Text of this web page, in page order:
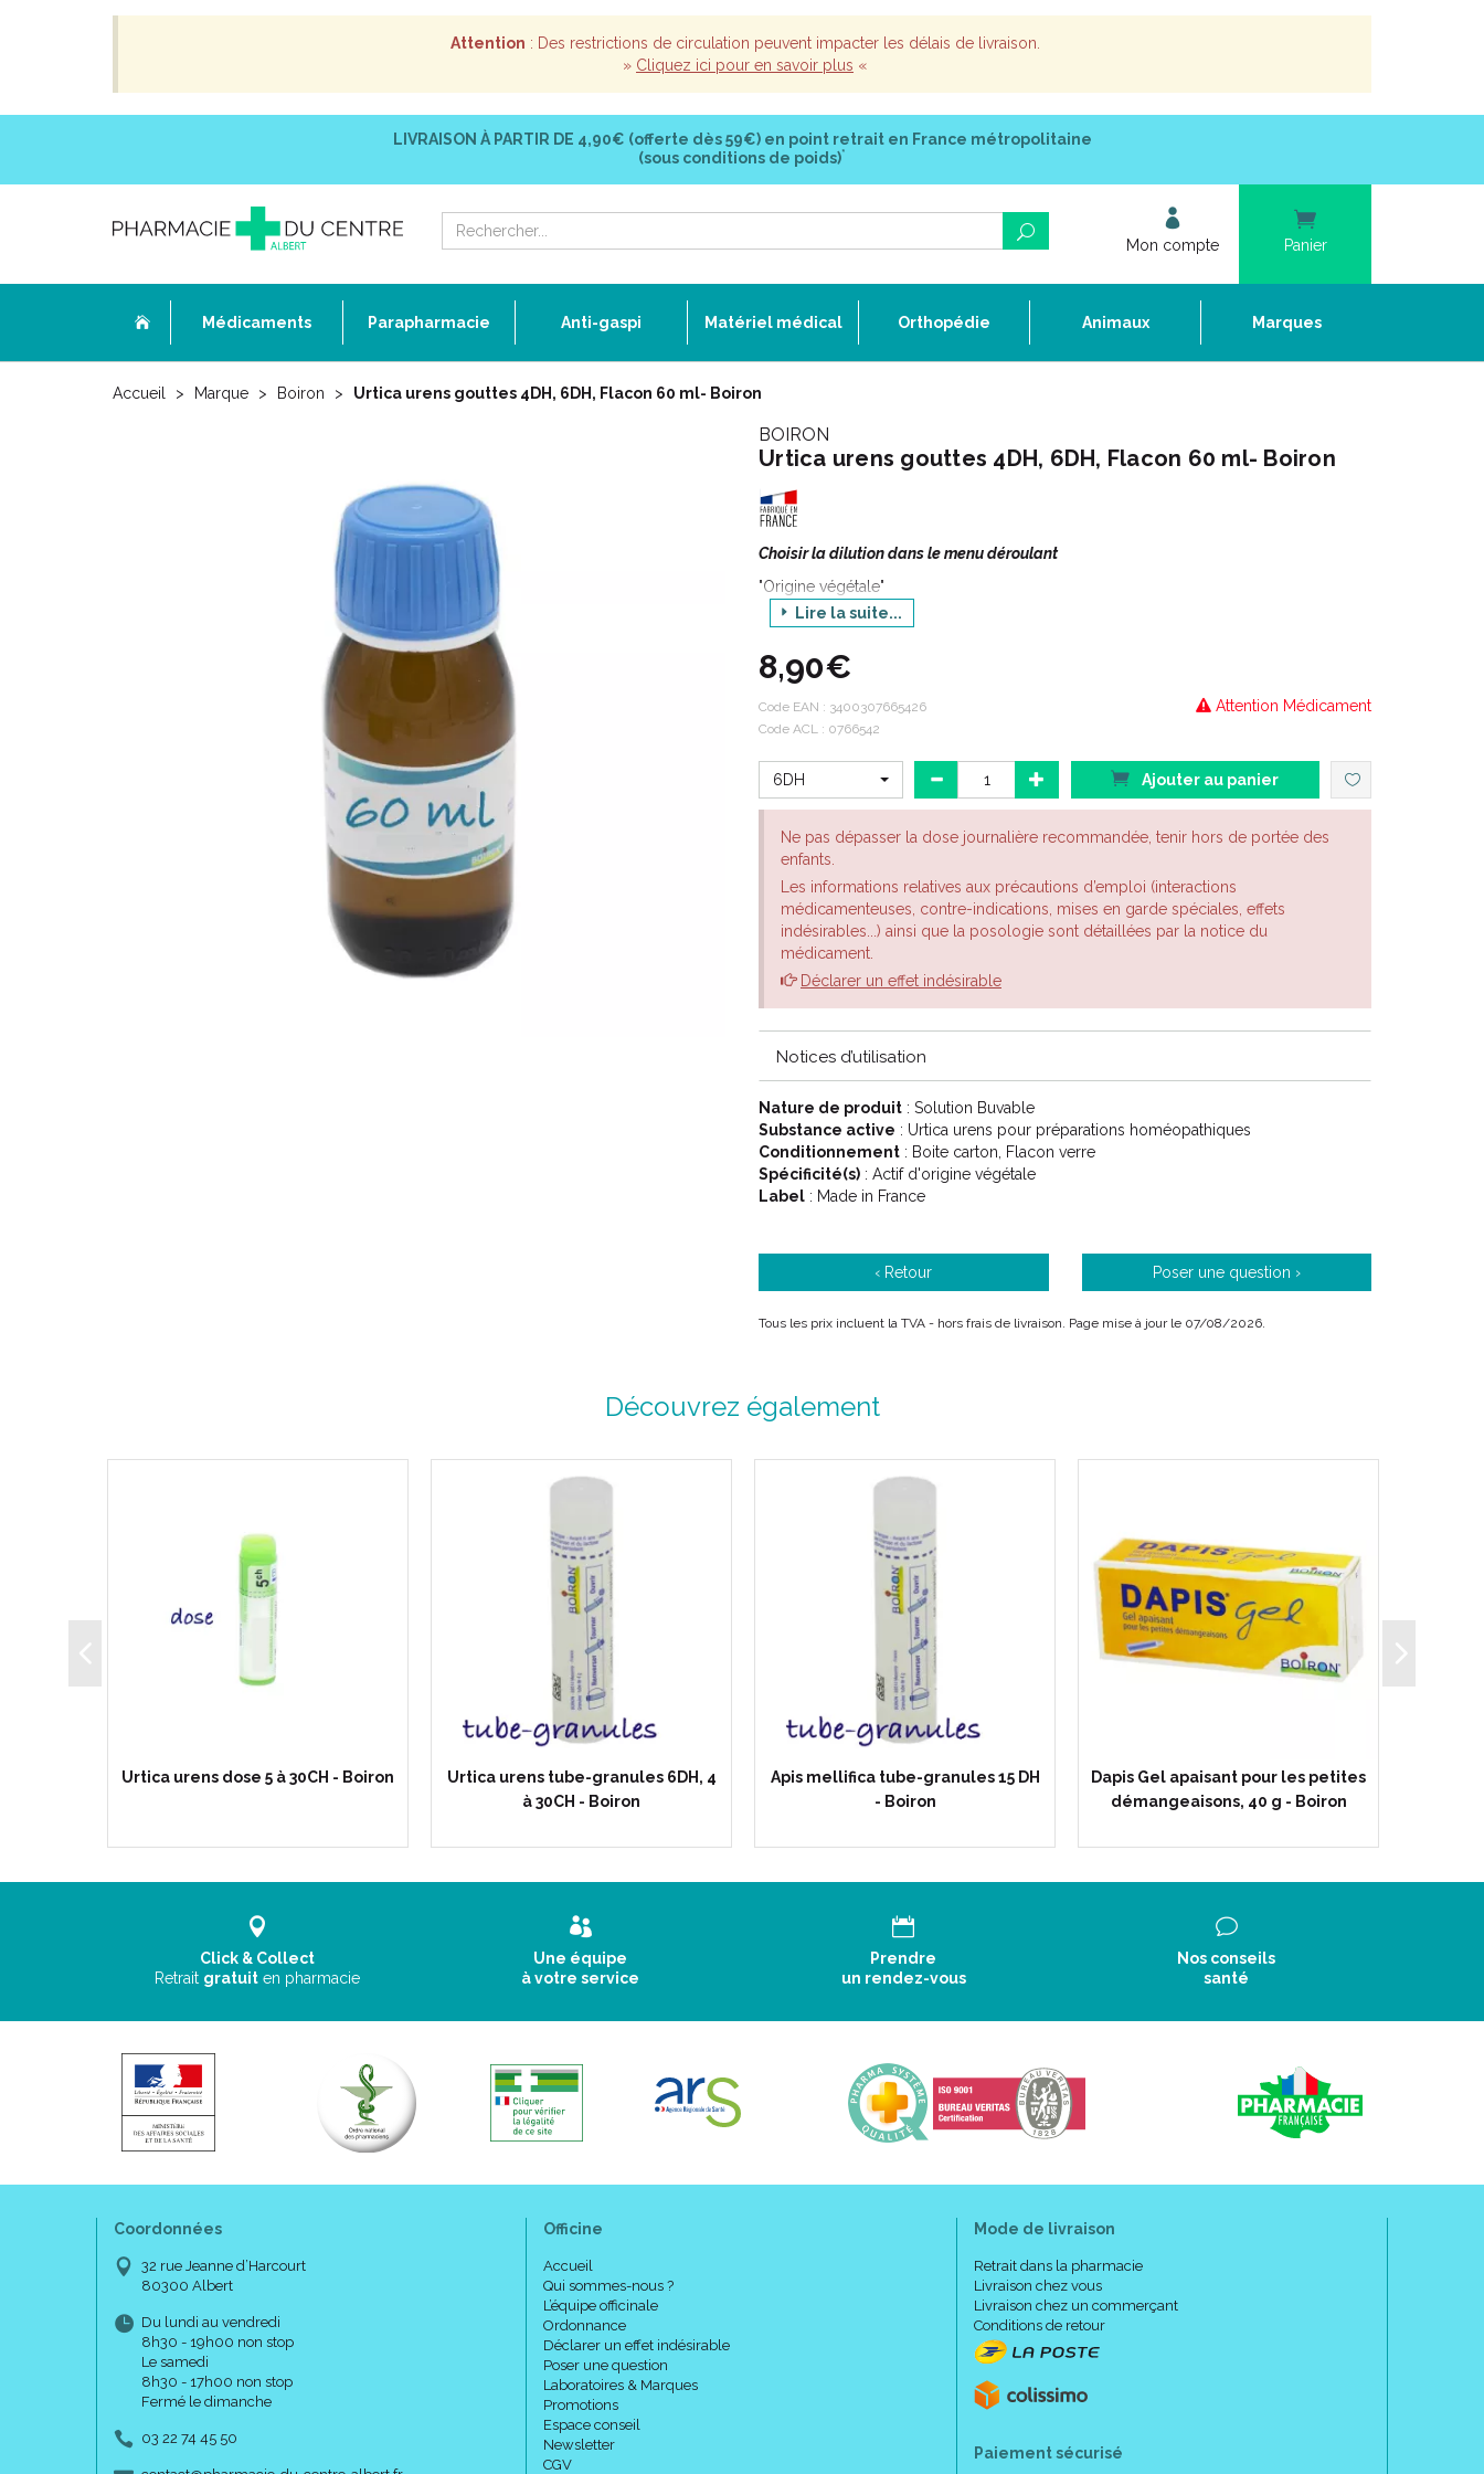
Attention : Des restrictions de circulation peuvent impacter les délais de livraison.
» Cliquez ici pour en savoir plus «
LIVRAISON À PARTIR DE 4,90€ (offerte dès 59€) en point retrait en France métropolitaine
(sous conditions de poids)*
Mon compte Panier
Médicaments Parapharmacie Anti-gaspi Matériel médical Orthopédie Animaux Marques
Accueil Marque Boiron Urtica urens gouttes 4DH, 6DH, Flacon 60 ml- Boiron
BOIRON
Urtica urens gouttes 4DH, 6DH, Flacon 60 ml- Boiron
Choisir la dilution dans le menu déroulant
"Origine végétale"
L’Ortie brûlante, Ortie grièche ou Petite Ortie est une plante herbacée commune de la
par le fait qu’elle soit annuelle et à racine pivotante alors que la grande ortie est
pérenne et à souche rampante
Prurit non amélioré par le froid
Lire la suite...
8,90€
Attention Médicament
Code EAN : 3400307665426
Code ACL : 0766542
6DH Ajouter au panier
Ne pas dépasser la dose journalière recommandée, tenir hors de portée des
enfants.
Les informations relatives aux précautions d’emploi (interactions
médicamenteuses, contre-indications, mises en garde spéciales, effets
indésirables...) ainsi que la posologie sont détaillées par la notice du
médicament.
Déclarer un effet indésirable
Notices d’utilisation
Nature de produit : Solution Buvable
Substance active : Urtica urens pour préparations homéopathiques
Conditionnement : Boite carton, Flacon verre
Spécificité(s) : Actif d'origine végétale
Label : Made in France
‹ Retour Poser une question ›
Tous les prix incluent la TVA - hors frais de livraison. Page mise à jour le 07/08/2026.
Découvrez également
Urtica urens dose 5 à 30CH - Boiron
Urtica urens tube-granules 6DH, 4
à 30CH - Boiron
Apis mellifica tube-granules 15 DH
- Boiron
Dapis Gel apaisant pour les petites
démangeaisons, 40 g - Boiron
Click & Collect
Retrait gratuit en pharmacie
Une équipe
à votre service
Prendre
un rendez-vous
Nos conseils
santé
Coordonnées
32 rue Jeanne d’Harcourt
80300 Albert
Du lundi au vendredi
8h30 - 19h00 non stop
Le samedi
8h30 - 17h00 non stop
Fermé le dimanche
03 22 74 45 50
Officine
Accueil
Qui sommes-nous ?
L’équipe officinale
Ordonnance
Déclarer un effet indésirable
Poser une question
Laboratoires & Marques
Promotions
Espace conseil
Newsletter
CGV
Mode de livraison
Retrait dans la pharmacie
Livraison chez vous
Livraison chez un commerçant
Conditions de retour
Paiement sécurisé